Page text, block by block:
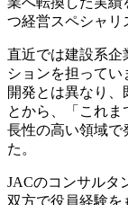
つ経営スペシャリ
直近では建設系企
ションを担って
開発とは異なり、
とから、「これ
長性の高い領域で
た。
JACのコンサルタ
双方で役員経験を